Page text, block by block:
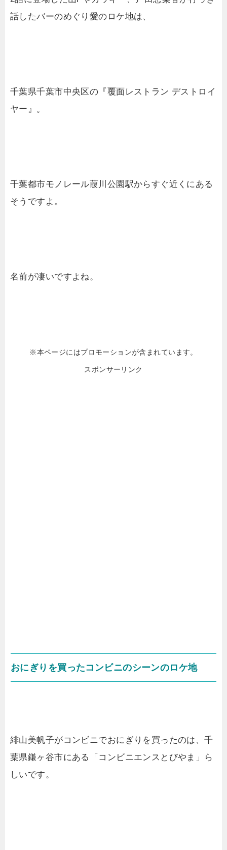
話したバーのめぐり愛のロケ地は、
千葉県千葉市中央区の『覆面レストラン デストロイ
ヤー』。
千葉都市モノレール葭川公園駅からすぐ近くにある
そうですよ。
名前が凄いですよね。
※本ページにはプロモーションが含まれています。
スポンサーリンク
おにぎりを買ったコンビニのシーンのロケ地
緋山美帆子がコンビニでおにぎりを買ったのは、千
葉県鎌ヶ谷市にある「コンビニエンスとびやま」ら
しいです。